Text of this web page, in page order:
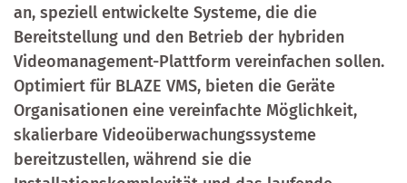
an, speziell entwickelte Systeme, die die
Bereitstellung und den Betrieb der hybriden
Videomanagement-Plattform vereinfachen sollen.
Optimiert für BLAZE VMS, bieten die Geräte
Organisationen eine vereinfachte Möglichkeit,
skalierbare Videoüberwachungssysteme
bereitzustellen, während sie die